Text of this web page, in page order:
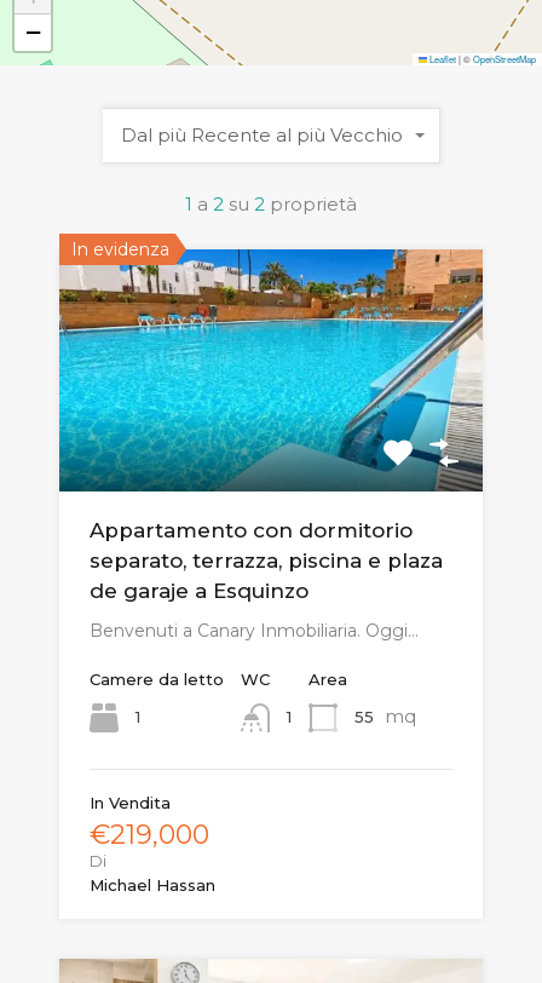
−
Leaflet|©OpenStreetMap
1 a 2 su 2 proprietà
Dal più Recente al più Vecchio
In evidenza
Appartamento con dormitorio
separato, terrazza, piscina e plaza
de garaje a Esquinzo
Benvenuti a Canary Inmobiliaria. Oggi…
Camere da letto
1
WC
1
Area
55
mq
In Vendita
€219,000
Di
Michael Hassan